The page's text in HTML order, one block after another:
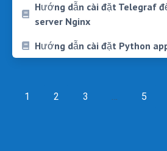
Hướng dẫn cài đặt Telegraf
server Nginx
Hướng dẫn cài đặt Python
navigation
1 2 3 … 5